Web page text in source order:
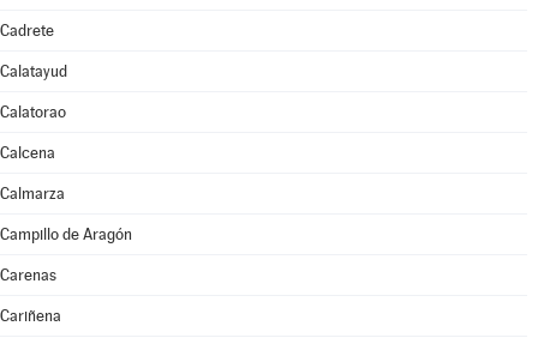
Cadrete
Calatayud
Calatorao
Calcena
Calmarza
Campillo de Aragón
Carenas
Cariñena